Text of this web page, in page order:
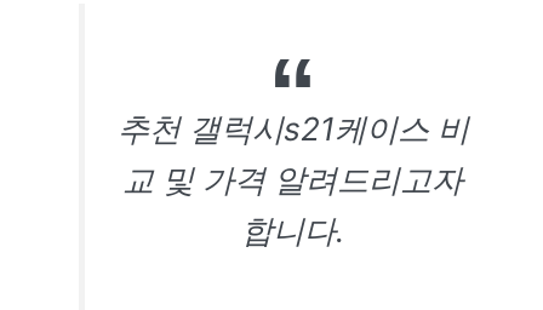
추천 갤럭시s21케이스 비
교 및 가격 알려드리고자
합니다.